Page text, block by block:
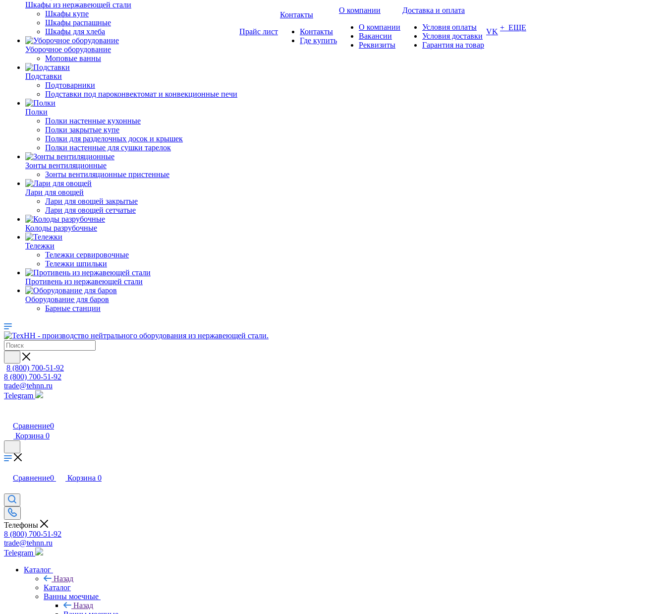
Шкафы из нержавеющей стали
Шкафы купе
Шкафы распашные
Шкафы для хлеба
Уборочное оборудование
Моповые ванны
Подставки
Подтоварники
Подставки под пароконвектомат и конвекционные печи
Полки
Полки настенные кухонные
Полки закрытые купе
Полки для разделочных досок и крышек
Полки настенные для сушки тарелок
Зонты вентиляционные
Зонты вентиляционные пристенные
Лари для овощей
Лари для овощей закрытые
Лари для овощей сетчатые
Колоды разрубочные
Тележки
Тележки сервировочные
Тележки шпильки
Противень из нержавеющей стали
Оборудование для баров
Барные станции
Прайс лист
Контакты
Контакты
Где купить
О компании
О компании
Вакансии
Реквизиты
Доставка и оплата
Условия оплаты
Условия доставки
Гарантия на товар
VK + ЕЩЕ
8 (800) 700-51-92
8 (800) 700-51-92
trade@tehnn.ru
Telegram
Сравнение0
Корзина 0
Сравнение0 Корзина 0
Телефоны
8 (800) 700-51-92
trade@tehnn.ru
Telegram
Каталог
Назад
Каталог
Ванны моечные
Назад